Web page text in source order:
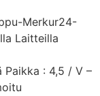
Merkur24-
Laitteilla
Paikka : 4,5 / V –